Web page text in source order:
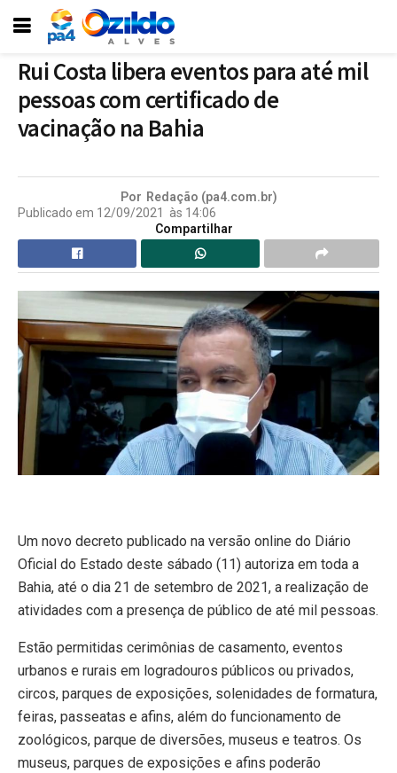
Rui Costa libera eventos para até mil
pessoas com certificado de
vacinação na Bahia
Por Redação (pa4.com.br)
Publicado em 12/09/2021 às 14:06
Compartilhar
Um novo decreto publicado na versão online do Diário
Oficial do Estado deste sábado (11) autoriza em toda a
Bahia, até o dia 21 de setembro de 2021, a realização de
atividades com a presença de público de até mil pessoas.
Estão permitidas cerimônias de casamento, eventos
urbanos e rurais em logradouros públicos ou privados,
circos, parques de exposições, solenidades de formatura,
feiras, passeatas e afins, além do funcionamento de
zoológicos, parque de diversões, museus e teatros. Os
museus, parques de exposições e afins poderão